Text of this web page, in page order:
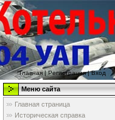
>
<>
Главная|Регистрация|Вход
Меню сайта
Главная страница
Историческая справка